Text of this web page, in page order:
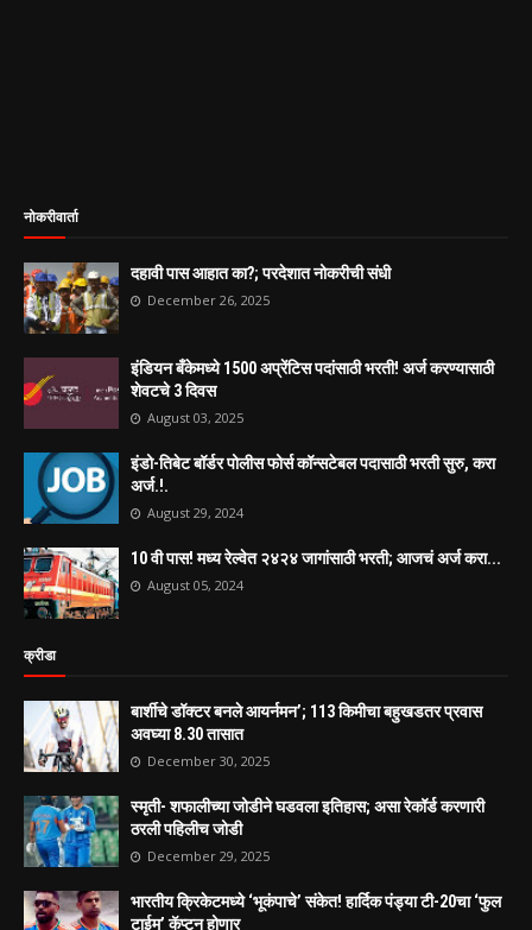
नोकरीवार्ता
दहावी पास आहात का?; परदेशात नोकरीची संधी
December 26, 2025
इंडियन बँकेमध्ये 1500 अप्रेंटिस पदांसाठी भरती! अर्ज करण्यासाठी
शेवटचे 3 दिवस
August 03, 2025
इंडो-तिबेट बॉर्डर पोलीस फोर्स कॉन्सटेबल पदासाठी भरती सुरु, करा
अर्ज.!.
August 29, 2024
10 वी पास! मध्य रेल्वेत २४२४ जागांसाठी भरती; आजचं अर्ज करा...
August 05, 2024
क्रीडा
बार्शीचे डॉक्टर बनले आयर्नमन’; 113 किमीचा बहुखडतर प्रवास
अवघ्या 8.30 तासात
December 30, 2025
स्मृती- शफालीच्या जोडीने घडवला इतिहास; असा रेकॉर्ड करणारी
ठरली पहिलीच जोडी
December 29, 2025
भारतीय क्रिकेटमध्ये ‘भूकंपाचे’ संकेत! हार्दिक पंड्या टी-20चा ‘फुल
टाईम’ कॅप्टन होणार